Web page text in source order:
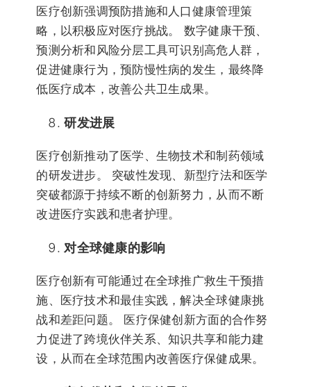
医疗创新强调预防措施和人口健康管理策
略，以积极应对医疗挑战。 数字健康干预、
预测分析和风险分层工具可识别高危人群，
促进健康行为，预防慢性病的发生，最终降
低医疗成本，改善公共卫生成果。
研发进展
医疗创新推动了医学、生物技术和制药领域
的研发进步。 突破性发现、新型疗法和医学
突破都源于持续不断的创新努力，从而不断
改进医疗实践和患者护理。
对全球健康的影响
医疗创新有可能通过在全球推广救生干预措
施、医疗技术和最佳实践，解决全球健康挑
战和差距问题。 医疗保健创新方面的合作努
力促进了跨境伙伴关系、知识共享和能力建
设，从而在全球范围内改善医疗保健成果。